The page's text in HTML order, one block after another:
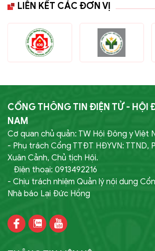
LIÊN KẾT CÁC ĐƠN VỊ
CỔNG THÔNG TIN ĐIỆN TỬ - HỘI
NAM
Cơ quan chủ quản: TW Hội Đông y Việt
- Phụ trách Cổng TTĐT HĐYVN: TTND,
Xuân Cảnh, Chủ tịch Hội.
Điện thoại: 0913492216
- Chịu trách nhiệm Quản lý nội dung
Nhà báo Lại Đức Hồng